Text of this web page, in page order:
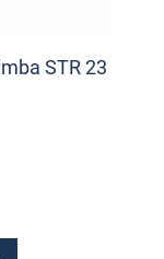
STR 23